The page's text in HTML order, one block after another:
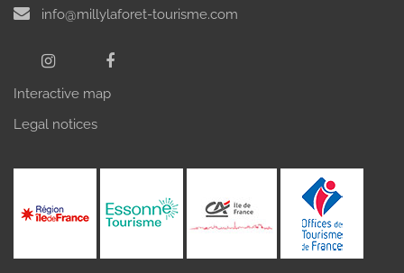
info@millylaforet-tourisme.com
Interactive map
Legal notices